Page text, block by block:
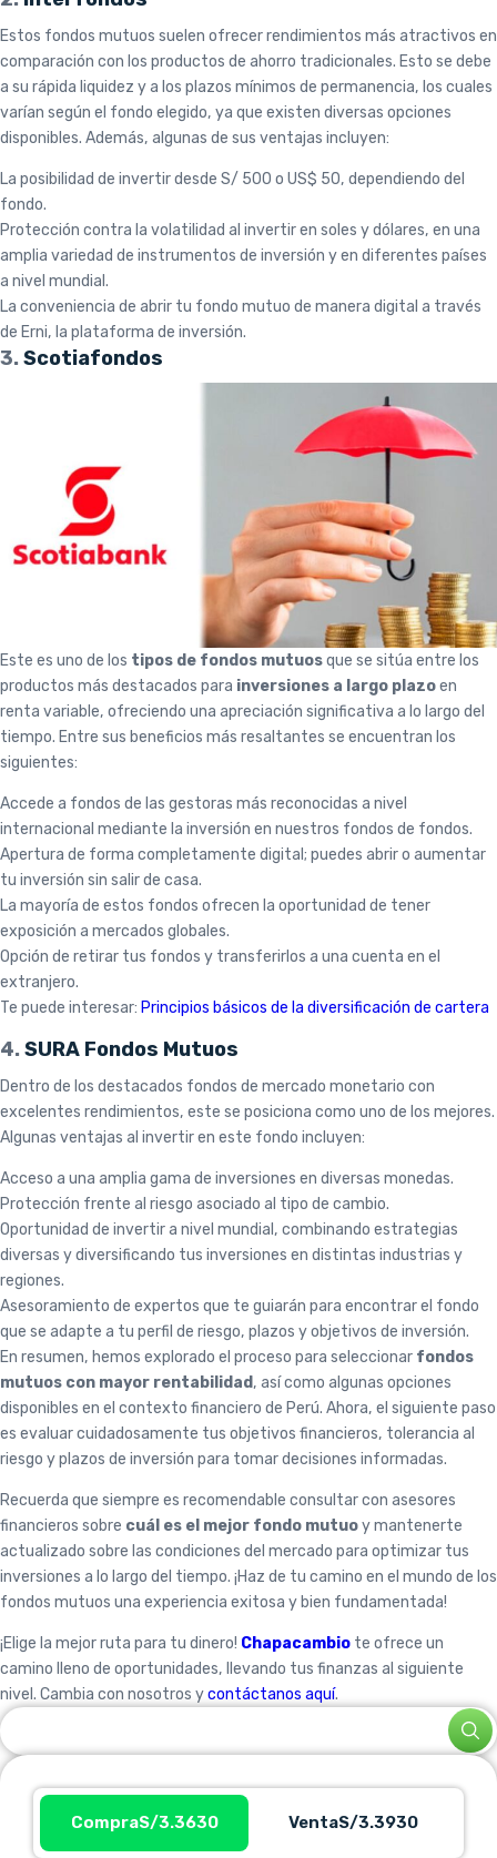
Estos fondos mutuos suelen ofrecer rendimientos más atractivos en
comparación con los productos de ahorro tradicionales. Esto se debe
a su rápida liquidez y a los plazos mínimos de permanencia, los cuales
varían según el fondo elegido, ya que existen diversas opciones
disponibles. Además, algunas de sus ventajas incluyen:
La posibilidad de invertir desde S/ 500 o US$ 50, dependiendo del
fondo.
Protección contra la volatilidad al invertir en soles y dólares, en una
amplia variedad de instrumentos de inversión y en diferentes países
a nivel mundial.
La conveniencia de abrir tu fondo mutuo de manera digital a través
de Erni, la plataforma de inversión.
3.Scotiafondos
Este es uno de los tipos de fondos mutuosque se sitúa entre los
productos más destacados para inversiones a largo plazoen
renta variable, ofreciendo una apreciación significativa a lo largo del
tiempo. Entre sus beneficios más resaltantes se encuentran los
siguientes:
Accede a fondos de las gestoras más reconocidas a nivel
internacional mediante la inversión en nuestros fondos de fondos.
Apertura de forma completamente digital; puedes abrir o aumentar
tu inversión sin salir de casa.
La mayoría de estos fondos ofrecen la oportunidad de tener
exposición a mercados globales.
Opción de retirar tus fondos y transferirlos a una cuenta en el
extranjero.
Te puede interesar: Principios básicos de la diversificación de cartera
4.SURA Fondos Mutuos
Dentro de los destacados fondos de mercado monetario con
excelentes rendimientos, este se posiciona como uno de los mejores.
Algunas ventajas al invertir en este fondo incluyen:
Acceso a una amplia gama de inversiones en diversas monedas.
Protección frente al riesgo asociado al tipo de cambio.
Oportunidad de invertir a nivel mundial, combinando estrategias
diversas y diversificando tus inversiones en distintas industrias y
regiones.
Asesoramiento de expertos que te guiarán para encontrar el fondo
que se adapte a tu perfil de riesgo, plazos y objetivos de inversión.
En resumen, hemos explorado el proceso para seleccionar fondos
mutuos con mayor rentabilidad , así como algunas opciones
disponibles en el contexto financiero de Perú. Ahora, el siguiente paso
es evaluar cuidadosamente tus objetivos financieros, tolerancia al
riesgo y plazos de inversión para tomar decisiones informadas.
Recuerda que siempre es recomendable consultar con asesores
financieros sobre cuál es el mejor fondo mutuoy mantenerte
actualizado sobre las condiciones del mercado para optimizar tus
inversiones a lo largo del tiempo. ¡Haz de tu camino en el mundo de los
fondos mutuos una experiencia exitosa y bien fundamentada!
¡Elige la mejor ruta para tu dinero! Chapacambio te ofrece un
camino lleno de oportunidades, llevando tus finanzas al siguiente
nivel. Cambia con nosotros ycontáctanos aquí.
CompraS/3.3630 VentaS/3.3930